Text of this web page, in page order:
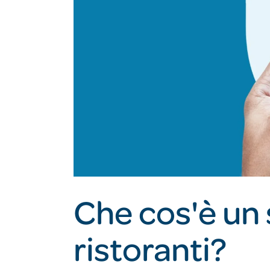
Che cos'è
ristoranti?